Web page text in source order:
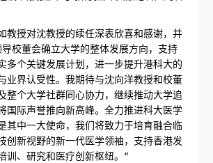
教授对沈教授的续任深表欣喜和感谢，并
校董会确立大学的整体发展方向，支持
多个关键发展计划，进一步提升港科大的
业界认受性。我期待与沈向洋教授和校董
整个大学社群同心协力，继续推动大学追
国际声誉推向新高峰。全力推进科大医学
其中一大使命，我们将致力于培育融合临
创新视野的新一代医学领袖，支持香港发
训、研究和医疗创新枢纽。”